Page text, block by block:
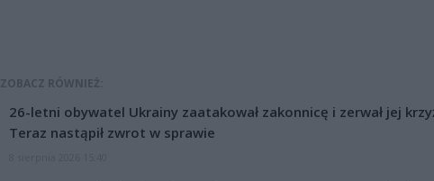
ZOBACZ RÓWNIEŻ:
26-letni obywatel Ukrainy zaatakował zakonnicę i zerwał jej
Teraz nastąpił zwrot w sprawie